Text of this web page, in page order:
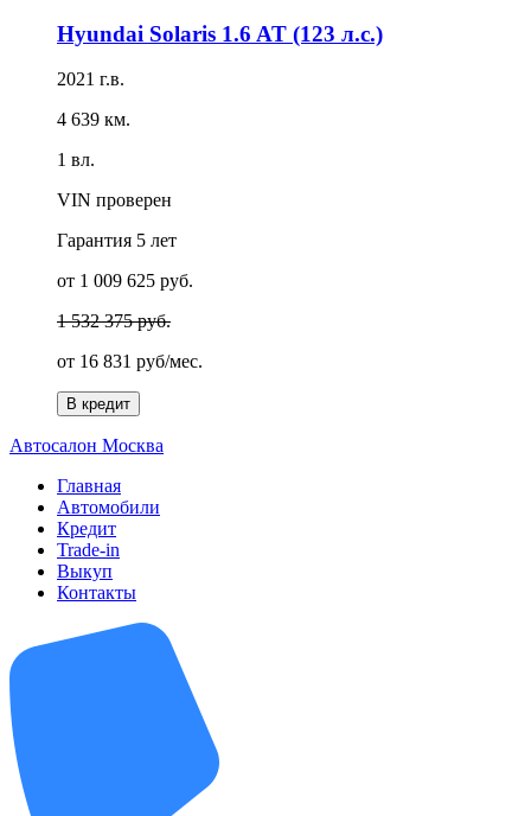
Hyundai Solaris 1.6 AT (123 л.с.)
2021 г.в.
4 639 км.
1 вл.
VIN проверен
Гарантия 5 лет
от 1 009 625 руб.
1 532 375 руб.
от 16 831 руб/мес.
В кредит
Автосалон Москва
Главная
Автомобили
Кредит
Trade-in
Выкуп
Контакты